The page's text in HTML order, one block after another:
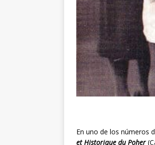
En uno de los números
et Historique du Poher